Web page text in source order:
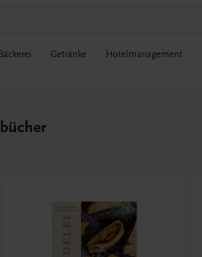
Bäckerei Getränke Hotelmanagement